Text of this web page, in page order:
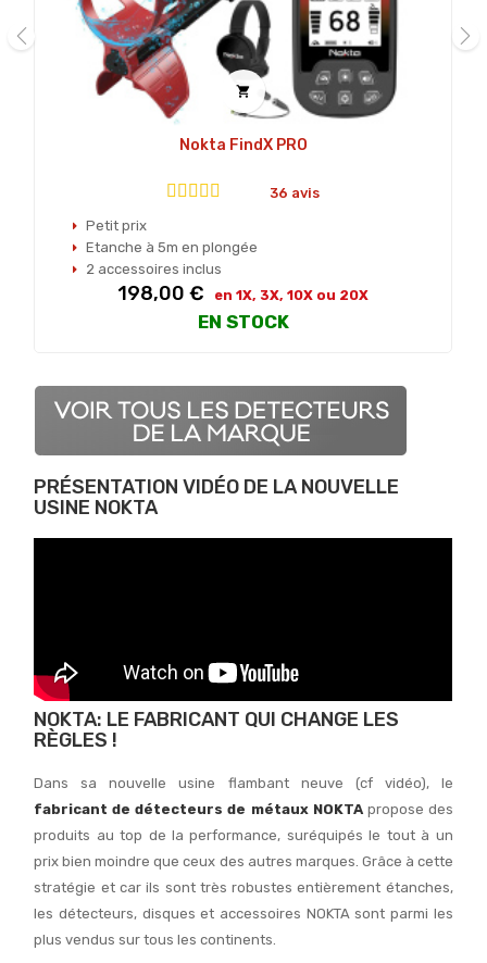

Nokta FindX PRO
36 avis
Petit prix
Etanche à 5m en plongée
2 accessoires inclus
Prix
198,00 € en 1X, 3X, 10X ou 20X
EN STOCK
PRÉSENTATION VIDÉO DE LA NOUVELLE
USINE NOKTA
NOKTA: LE FABRICANT QUI CHANGE LES
RÈGLES !
Dans sa nouvelle usine flambant neuve (cf vidéo), le
fabricant de détecteurs de métaux NOKTApropose des
produits au top de la performance, suréquipés le tout à un
prix bien moindre que ceux des autres marques. Grâce à cette
stratégie et car ils sont très robustes entièrement étanches,
les détecteurs, disques et accessoires NOKTA sont parmi les
plus vendus sur tous les continents.